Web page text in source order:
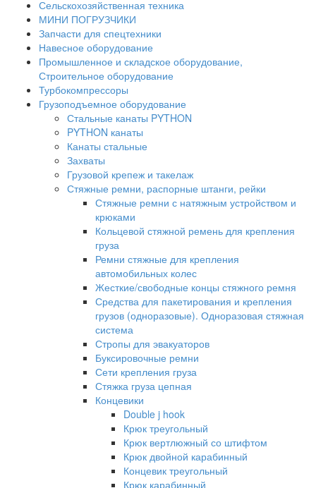
Сельскохозяйственная техника
МИНИ ПОГРУЗЧИКИ
Запчасти для спецтехники
Навесное оборудование
Промышленное и складское оборудование,
Строительное оборудование
Турбокомпрессоры
Грузоподъемное оборудование
Стальные канаты PYTHON
PYTHON канаты
Канаты стальные
Захваты
Грузовой крепеж и такелаж
Стяжные ремни, распорные штанги, рейки
Стяжные ремни с натяжным устройством и
крюками
Кольцевой стяжной ремень для крепления
груза
Ремни стяжные для крепления
автомобильных колес
Жесткие/свободные концы стяжного ремня
Средства для пакетирования и крепления
грузов (одноразовые). Одноразовая стяжная
система
Стропы для эвакуаторов
Буксировочные ремни
Сети крепления груза
Стяжка груза цепная
Концевики
Double j hook
Крюк треугольный
Крюк вертлюжный со штифтом
Крюк двойной карабинный
Концевик треугольный
Крюк карабинный